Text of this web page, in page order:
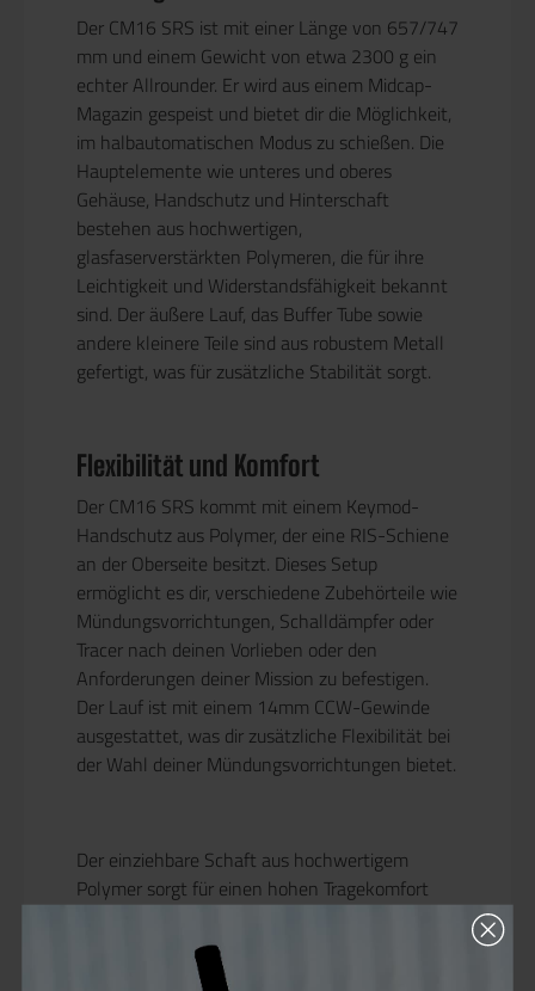
Der CM16 SRS ist mit einer Länge von 657/747
mm und einem Gewicht von etwa 2300 g ein
echter Allrounder. Er wird aus einem Midcap-
Magazin gespeist und bietet dir die Möglichkeit,
im halbautomatischen Modus zu schießen. Die
Hauptelemente wie unteres und oberes
Gehäuse, Handschutz und Hinterschaft
bestehen aus hochwertigen,
glasfaserverstärkten Polymeren, die für ihre
Leichtigkeit und Widerstandsfähigkeit bekannt
sind. Der äußere Lauf, das Buffer Tube sowie
andere kleinere Teile sind aus robustem Metall
gefertigt, was für zusätzliche Stabilität sorgt.
Flexibilität und Komfort
Der CM16 SRS kommt mit einem Keymod-
Handschutz aus Polymer, der eine RIS-Schiene
an der Oberseite besitzt. Dieses Setup
ermöglicht es dir, verschiedene Zubehörteile wie
Mündungsvorrichtungen, Schalldämpfer oder
Tracer nach deinen Vorlieben oder den
Anforderungen deiner Mission zu befestigen.
Der Lauf ist mit einem 14mm CCW-Gewinde
ausgestattet, was dir zusätzliche Flexibilität bei
der Wahl deiner Mündungsvorrichtungen bietet.
Der einziehbare Schaft aus hochwertigem
Polymer sorgt für einen hohen Tragekomfort
handhaben. Die Batterie befindet sich im Buffer
Tube, was dir eine saubere und kompakte